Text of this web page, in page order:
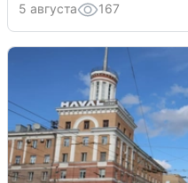
5 августа 167